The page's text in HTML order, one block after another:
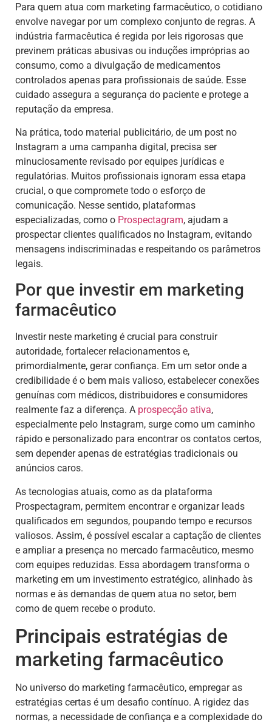
Para quem atua com marketing farmacêutico, o cotidiano
envolve navegar por um complexo conjunto de regras. A
indústria farmacêutica é regida por leis rigorosas que
previnem práticas abusivas ou induções impróprias ao
consumo, como a divulgação de medicamentos
controlados apenas para profissionais de saúde. Esse
cuidado assegura a segurança do paciente e protege a
reputação da empresa.
Na prática, todo material publicitário, de um post no
Instagram a uma campanha digital, precisa ser
minuciosamente revisado por equipes jurídicas e
regulatórias. Muitos profissionais ignoram essa etapa
crucial, o que compromete todo o esforço de
comunicação. Nesse sentido, plataformas
especializadas, como o Prospectagram, ajudam a
prospectar clientes qualificados no Instagram, evitando
mensagens indiscriminadas e respeitando os parâmetros
legais.
Por que investir em marketing
farmacêutico
Investir neste marketing é crucial para construir
autoridade, fortalecer relacionamentos e,
primordialmente, gerar confiança. Em um setor onde a
credibilidade é o bem mais valioso, estabelecer conexões
genuínas com médicos, distribuidores e consumidores
realmente faz a diferença. A prospecção ativa,
especialmente pelo Instagram, surge como um caminho
rápido e personalizado para encontrar os contatos certos,
sem depender apenas de estratégias tradicionais ou
anúncios caros.
As tecnologias atuais, como as da plataforma
Prospectagram, permitem encontrar e organizar leads
qualificados em segundos, poupando tempo e recursos
valiosos. Assim, é possível escalar a captação de clientes
e ampliar a presença no mercado farmacêutico, mesmo
com equipes reduzidas. Essa abordagem transforma o
marketing em um investimento estratégico, alinhado às
normas e às demandas de quem atua no setor, bem
como de quem recebe o produto.
Principais estratégias de
marketing farmacêutico
No universo do marketing farmacêutico, empregar as
estratégias certas é um desafio contínuo. A rigidez das
normas, a necessidade de confiança e a complexidade do